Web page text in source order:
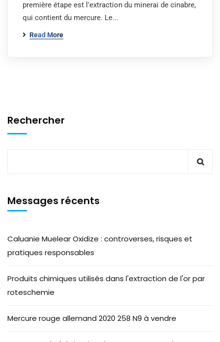
première étape est l'extraction du minerai de cinabre,
qui contient du mercure. Le...
Read More
Rechercher
Messages récents
Caluanie Muelear Oxidize : controverses, risques et
pratiques responsables
Produits chimiques utilisés dans l'extraction de l'or par
roteschemie
Mercure rouge allemand 2020 258 N9 à vendre